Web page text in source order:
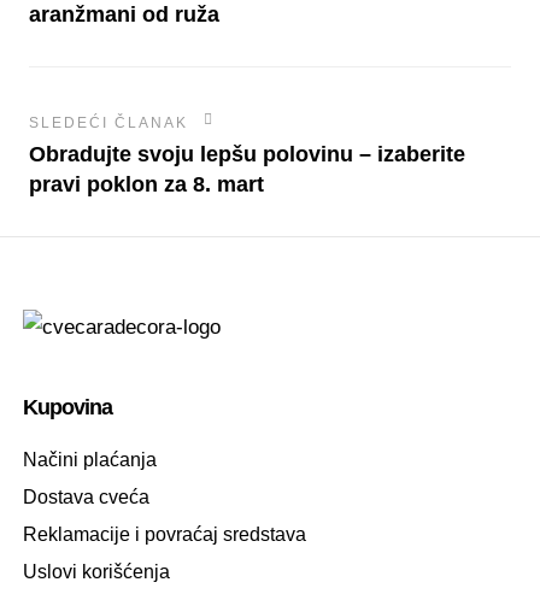
aranžmani od ruža
SLEDEĆI ČLANAK
Obradujte svoju lepšu polovinu – izaberite
pravi poklon za 8. mart
Kupovina
Načini plaćanja
Dostava cveća
Reklamacije i povraćaj sredstava
Uslovi korišćenja